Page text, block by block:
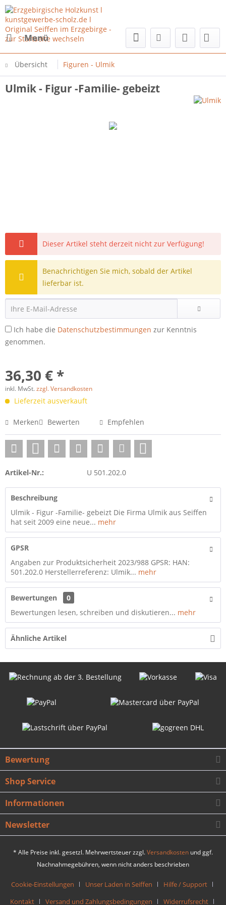
Menü
Übersicht Figuren - Ulmik
Ulmik - Figur -Familie- gebeizt
Dieser Artikel steht derzeit nicht zur Verfügung!
Benachrichtigen Sie mich, sobald der Artikel
lieferbar ist.
Ich habe die Datenschutzbestimmungen zur Kenntnis
genommen.
36,30 € *
inkl. MwSt.zzgl. Versandkosten
Lieferzeit ausverkauft
Merken Bewerten Empfehlen
Artikel-Nr.: U 501.202.0
Beschreibung
Ulmik - Figur -Familie- gebeizt Die Firma Ulmik aus Seiffen
hat seit 2009 eine neue... mehr
GPSR
Angaben zur Produktsicherheit 2023/988 GPSR: HAN:
501.202.0 Herstellerreferenz: Ulmik... mehr
Bewertungen
0
Bewertungen lesen, schreiben und diskutieren... mehr
Ähnliche Artikel
Bewertung
Shop Service
Informationen
Newsletter
* Alle Preise inkl. gesetzl. Mehrwertsteuer zzgl.Versandkosten und ggf.
Nachnahmegebühren, wenn nicht anders beschrieben
Cookie-Einstellungen Unser Laden in Seiffen
Hilfe / Support
Kontakt
Versand und Zahlungsbedingungen Widerrufsrecht